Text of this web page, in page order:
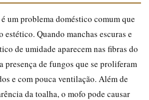
um problema doméstico comum que
estético. Quando manchas escuras e
de umidade aparecem nas fibras do
presença de fungos que se proliferam
e com pouca ventilação. Além de
da toalha, o mofo pode causar